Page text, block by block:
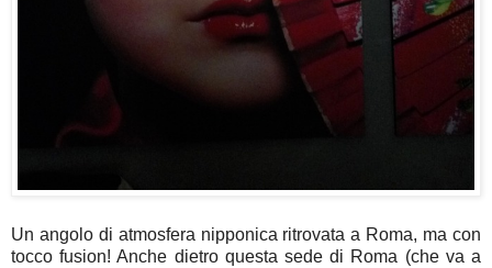
Un angolo di atmosfera nipponica ritrovata a Roma, ma con
tocco fusion! Anche dietro questa sede di Roma (che va a